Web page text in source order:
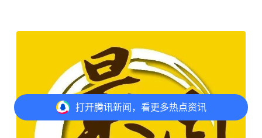
打开腾讯新闻，看更多热点资讯